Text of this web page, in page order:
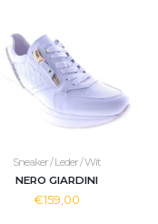
Sneaker / Leder / Wit
NERO GIARDINI
€159,00